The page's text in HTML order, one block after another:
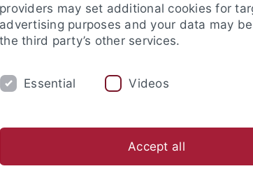
STUDIUM
providers may set additional cookies for
advertising purposes and your data may
the third party’s other services.
Essential Videos
Accept all